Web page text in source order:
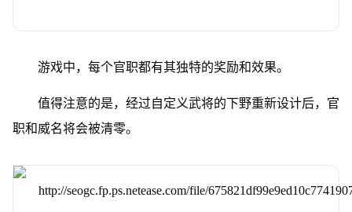
游戏中，每个官职都有其独特的奖励和效果。
值得注意的是，经过自定义武将的下野重新设计后，官
职和威名将会被清零。